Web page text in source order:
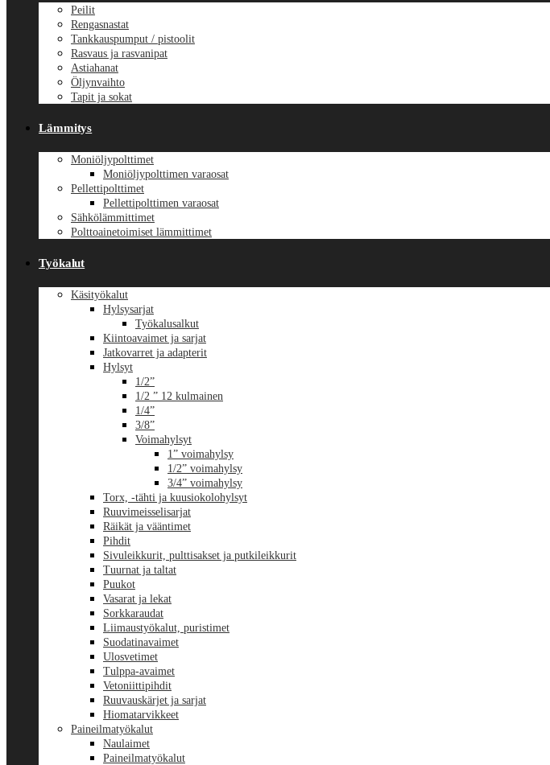
Peilit
Rengasnastat
Tankkauspumput / pistoolit
Rasvaus ja rasvanipat
Astiahanat
Öljynvaihto
Tapit ja sokat
Lämmitys
Moniöljypolttimet
Moniöljypolttimen varaosat
Pellettipolttimet
Pellettipolttimen varaosat
Sähkölämmittimet
Polttoainetoimiset lämmittimet
Työkalut
Käsityökalut
Hylsysarjat
Työkalusalkut
Kiintoavaimet ja sarjat
Jatkovarret ja adapterit
Hylsyt
1/2”
1/2 ” 12 kulmainen
1/4”
3/8”
Voimahylsyt
1” voimahylsy
1/2” voimahylsy
3/4” voimahylsy
Torx, -tähti ja kuusiokolohylsyt
Ruuvimeisselisarjat
Räikät ja vääntimet
Pihdit
Sivuleikkurit, pulttisakset ja putkileikkurit
Tuurnat ja taltat
Puukot
Vasarat ja lekat
Sorkkaraudat
Liimaustyökalut, puristimet
Suodatinavaimet
Ulosvetimet
Tulppa-avaimet
Vetoniittipihdit
Ruuvauskärjet ja sarjat
Hiomatarvikkeet
Paineilmatyökalut
Naulaimet
Paineilmatyökalut